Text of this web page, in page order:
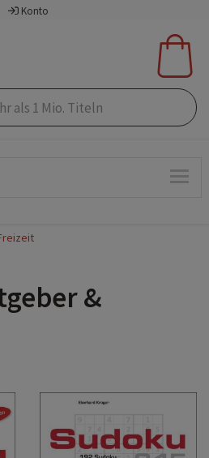
Konto
&